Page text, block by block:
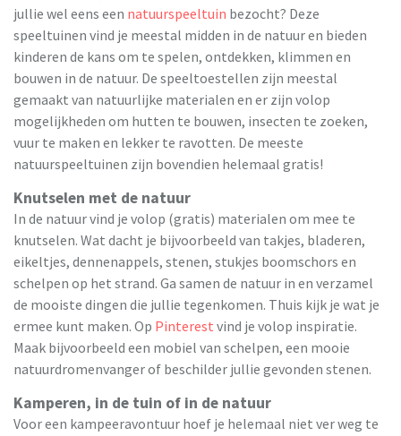
jullie wel eens een natuurspeeltuin bezocht? Deze
speeltuinen vind je meestal midden in de natuur en bieden
kinderen de kans om te spelen, ontdekken, klimmen en
bouwen in de natuur. De speeltoestellen zijn meestal
gemaakt van natuurlijke materialen en er zijn volop
mogelijkheden om hutten te bouwen, insecten te zoeken,
vuur te maken en lekker te ravotten. De meeste
natuurspeeltuinen zijn bovendien helemaal gratis!
Knutselen met de natuur
In de natuur vind je volop (gratis) materialen om mee te
knutselen. Wat dacht je bijvoorbeeld van takjes, bladeren,
eikeltjes, dennenappels, stenen, stukjes boomschors en
schelpen op het strand. Ga samen de natuur in en verzamel
de mooiste dingen die jullie tegenkomen. Thuis kijk je wat je
ermee kunt maken. Op Pinterest vind je volop inspiratie.
Maak bijvoorbeeld een mobiel van schelpen, een mooie
natuurdromenvanger of beschilder jullie gevonden stenen.
Kamperen, in de tuin of in de natuur
Voor een kampeeravontuur hoef je helemaal niet ver weg te